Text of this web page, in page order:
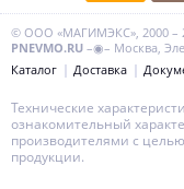
© ООО «МАГИМЭКС», 2000 –
PNEVMO.RU –◉– Москва,
Каталог
Доставка
Технические
ознакомительный
производителями с
продукции.